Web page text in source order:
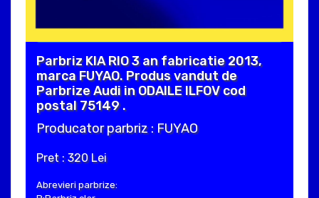
Parbriz KIA RIO 3 an fabricatie 2013,
marca FUYAO. Produs vandut de
Parbrize Audi in ODAILE ILFOV cod
postal 75149 .
Producator parbriz : FUYAO
Pret : 320 Lei
Abrevieri parbrize: